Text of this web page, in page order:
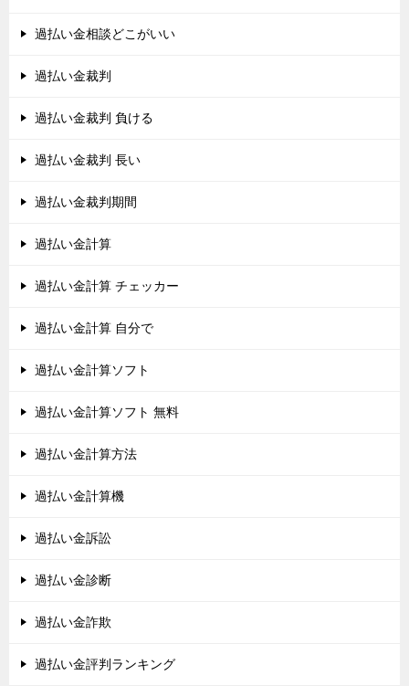
過払い金相談どこがいい
過払い金裁判
過払い金裁判 負ける
過払い金裁判 長い
過払い金裁判期間
過払い金計算
過払い金計算 チェッカー
過払い金計算 自分で
過払い金計算ソフト
過払い金計算ソフト 無料
過払い金計算方法
過払い金計算機
過払い金訴訟
過払い金診断
過払い金詐欺
過払い金評判ランキング